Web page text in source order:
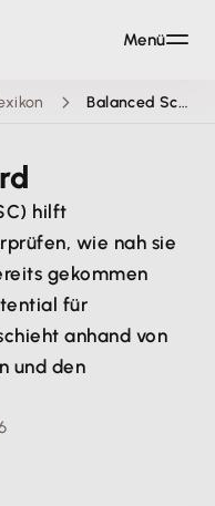
Balanced Scorecard
hilft
wie nah sie
gekommen
für
anhand von
und den
Menü